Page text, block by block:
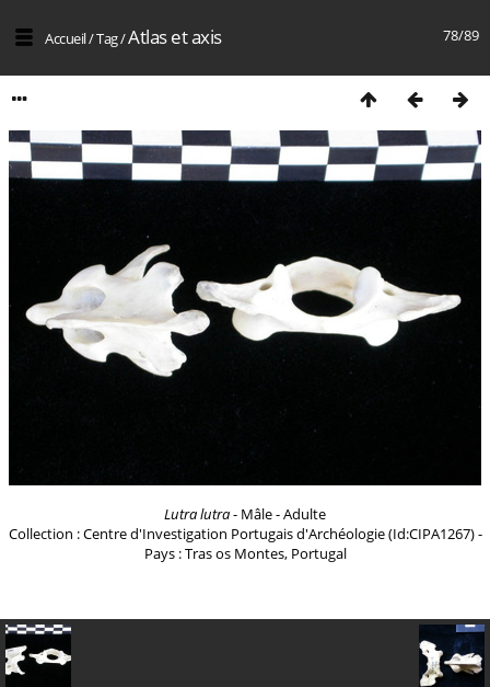
78/89
Accueil/Tag/Atlas et axis
Lutra lutra- Mâle - Adulte
Collection : Centre d'Investigation Portugais d'Archéologie (Id:CIPA1267) -
Pays : Tras os Montes, Portugal